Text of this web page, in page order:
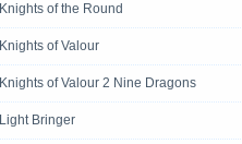
Knights of the Round
Knights of Valour
Knights of Valour 2 Nine Dragons
Light Bringer